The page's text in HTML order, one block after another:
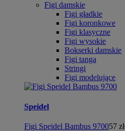
Figi damskie
Figi gładkie
Figi koronkowe
Figi klasyczne
Figi wysokie
Bokserki damskie
Figi tanga
Stringi
Figi modelujące
Speidel
Figi Speidel Bambus 970057 zł